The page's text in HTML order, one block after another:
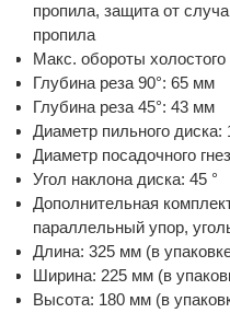
пропила, защита от
пропила
Макс. обороты
Глубина реза 90°: 65 мм
Глубина реза 45°: 43 мм
Диаметр пильного диска:
Диаметр посадочного
Угол наклона диска: 45 °
Дополнительная
параллельный упор,
Длина: 325 мм (в
Ширина: 225 мм (в
Высота: 180 мм (в